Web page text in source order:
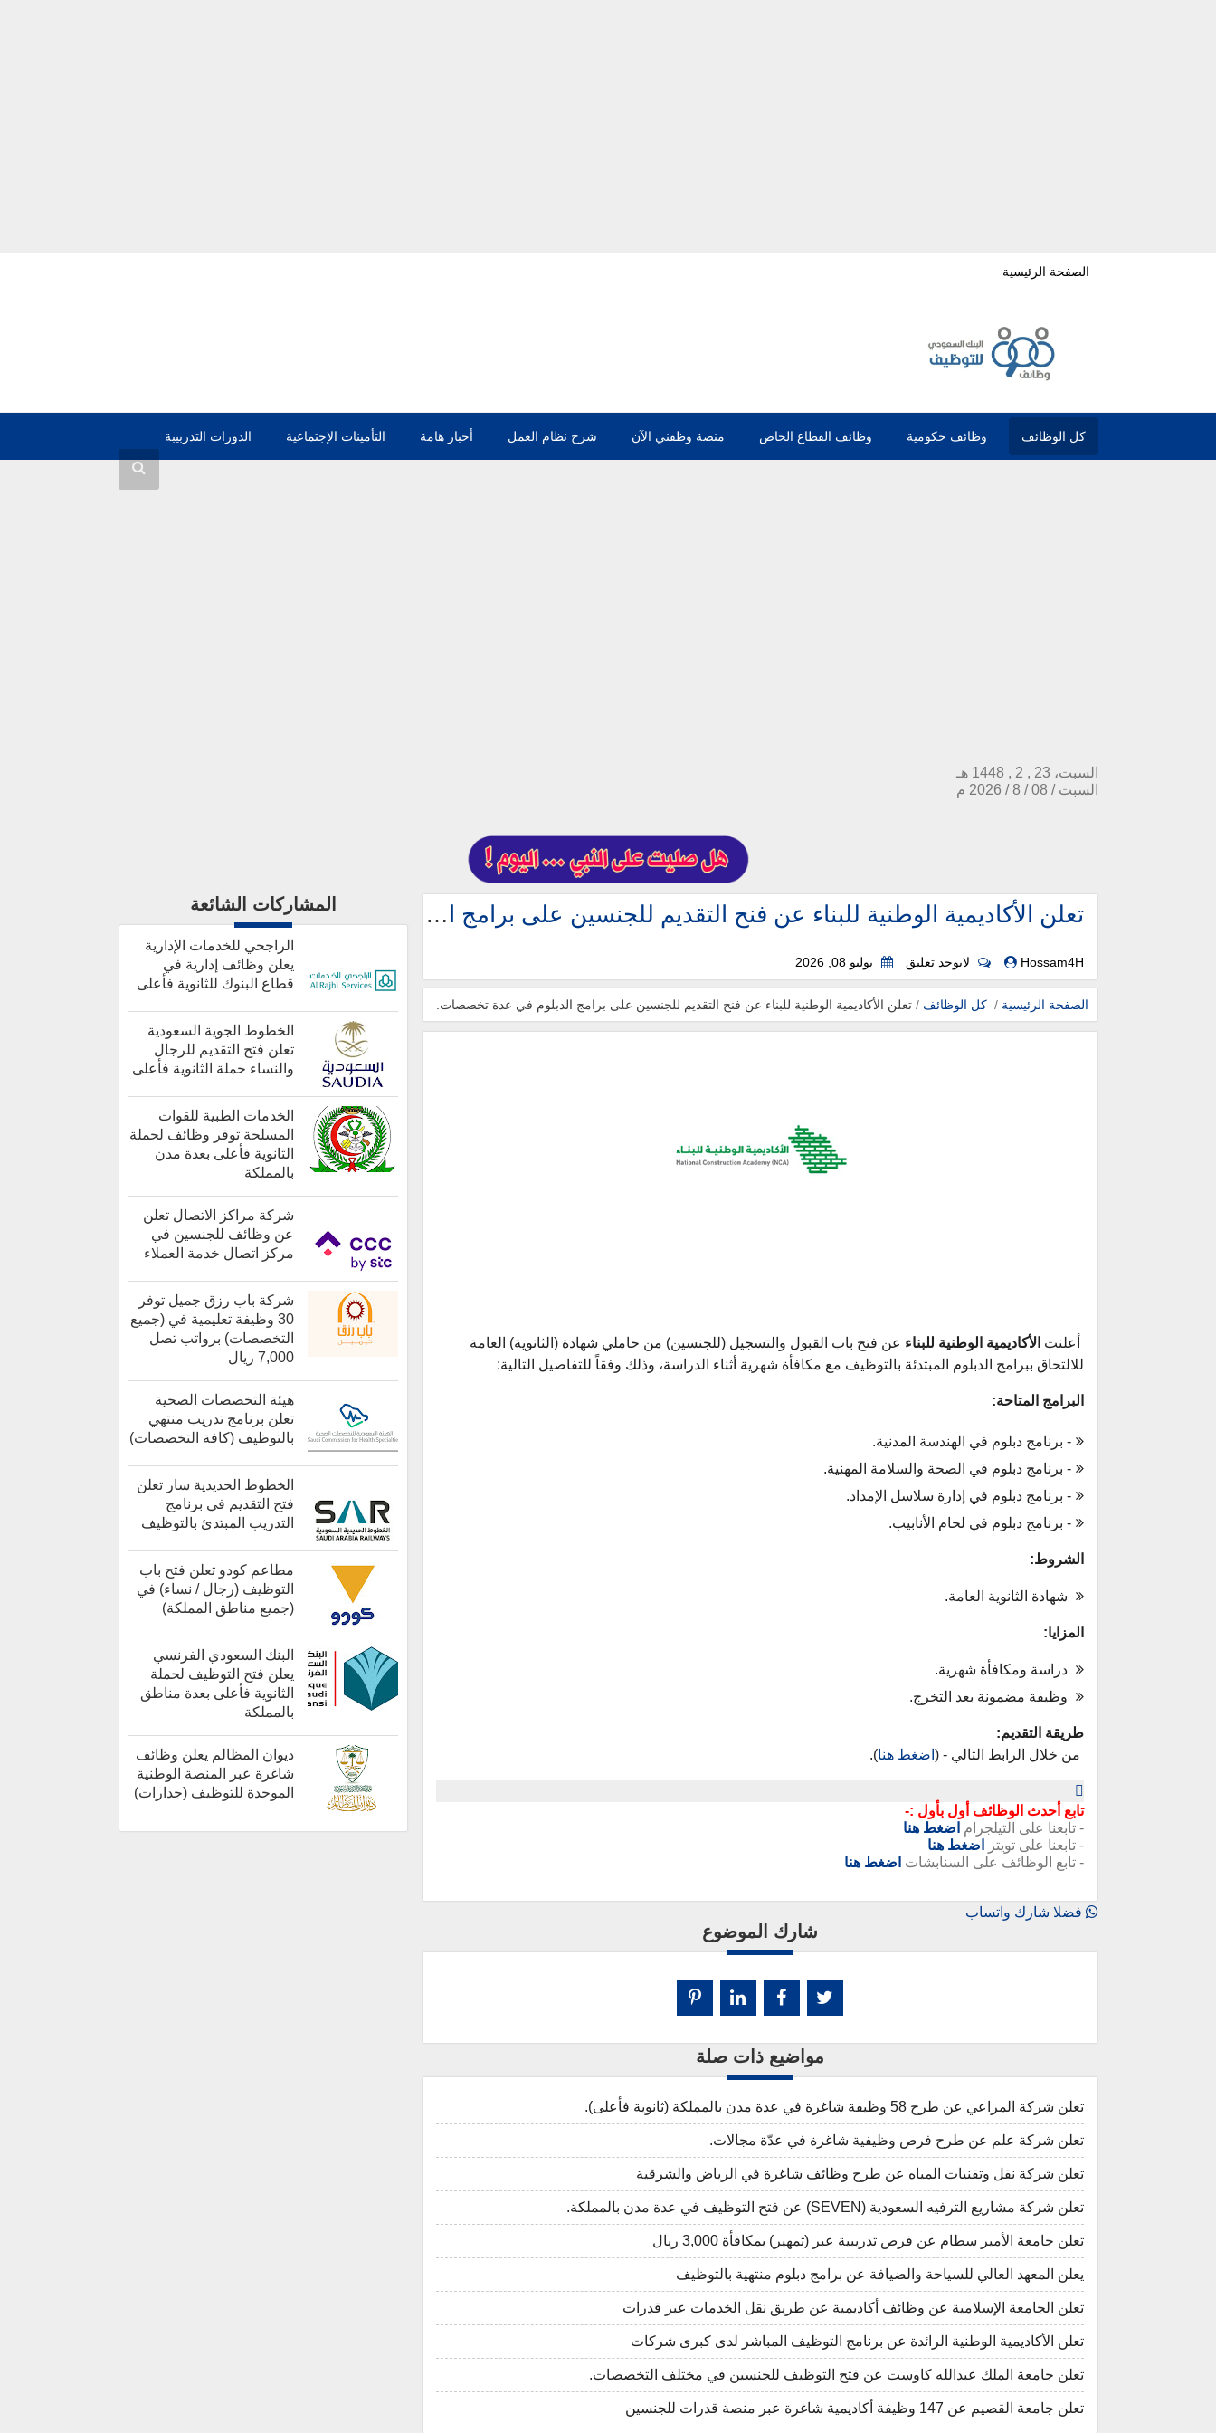
الصفحة الرئيسية
كل الوظائف وظائف حكومية وظائف القطاع الخاص منصة وظفني الآن شرح نظام العمل أخبار هامة التأمينات الإجتماعية الدورات التدربيبة
السبت، 23 , 2 , 1448 هـ
السبت /
08
/
8
/
2026 م
تعلن الأكاديمية الوطنية للبناء عن فنح التقديم للجنسين على برامج الدبلوم في عدة تخصصات.
Hossam4H لايوجد تعليق يوليو 08, 2026
الصفحة الرئيسية / كل الوظائف / تعلن الأكاديمية الوطنية للبناء عن فنح التقديم للجنسين على برامج الدبلوم في عدة تخصصات.
أعلنت الأكاديمية الوطنية للبناء عن فتح باب القبول والتسجيل (للجنسين) من حاملي شهادة (الثانوية) العامة
للالتحاق ببرامج الدبلوم المبتدئة بالتوظيف مع مكافأة شهرية أثناء الدراسة، وذلك وفقاً للتفاصيل التالية:
البرامج المتاحة:
- برنامج دبلوم في الهندسة المدنية.
- برنامج دبلوم في الصحة والسلامة المهنية.
- برنامج دبلوم في إدارة سلاسل الإمداد.
- برنامج دبلوم في لحام الأنابيب.
الشروط:
شهادة الثانوية العامة.
المزايا:
دراسة ومكافأة شهرية.
وظيفة مضمونة بعد التخرج.
طريقة التقديم:
من خلال الرابط التالي - ( اضغط هنا).
تابع أحدث الوظائف أول بأول :-
- تابعنا على التيلجرام اضغط هنا
- تابعنا على تويتر
اضغط هنا
- تابع الوظائف على السنابشات اضغط هنا
فضلا شارك واتساب
شارك الموضوع
مواضيع ذات صلة
تعلن شركة المراعي عن طرح 58 وظيفة شاغرة في عدة مدن بالمملكة (ثانوية فأعلى).
تعلن شركة علم عن طرح فرص وظيفية شاغرة في عدّة مجالات.
تعلن شركة نقل وتقنيات المياه عن طرح وظائف شاغرة في الرياض والشرقية
تعلن شركة مشاريع الترفيه السعودية (SEVEN) عن فتح التوظيف في عدة مدن بالمملكة.
تعلن جامعة الأمير سطام عن فرص تدريبية عبر (تمهير) بمكافأة 3,000 ريال
يعلن المعهد العالي للسياحة والضيافة عن برامج دبلوم منتهية بالتوظيف
تعلن الجامعة الإسلامية عن وظائف أكاديمية عن طريق نقل الخدمات عبر قدرات
تعلن الأكاديمية الوطنية الرائدة عن برنامج التوظيف المباشر لدى كبرى شركات
تعلن جامعة الملك عبدالله كاوست عن فتح التوظيف للجنسين في مختلف التخصصات.
تعلن جامعة القصيم عن 147 وظيفة أكاديمية شاغرة عبر منصة قدرات للجنسين
المشاركات الشائعة
الراجحي للخدمات الإدارية
يعلن وظائف إدارية في
قطاع البنوك للثانوية فأعلى
أخبار هامة
الخطوط الجوية السعودية
تعلن فتح التقديم للرجال
والنساء حملة الثانوية فأعلى
الخدمات الطبية للقوات
المسلحة توفر وظائف لحملة
الثانوية فأعلى بعدة مدن
بالمملكة
كل الوظائف
شركة مراكز الاتصال تعلن
عن وظائف للجنسين في
مركز اتصال خدمة العملاء
شركة باب رزق جميل توفر
30 وظيفة تعليمية في (جميع
التخصصات) برواتب تصل
7,000 ريال
هيئة التخصصات الصحية
تعلن برنامج تدريب منتهي
بالتوظيف (كافة التخصصات)
كل الوظائف
الخطوط الحديدية سار تعلن
فتح التقديم في برنامج
التدريب المبتدئ بالتوظيف
كل الوظائف
مطاعم كودو تعلن فتح باب
التوظيف (رجال / نساء) في
(جميع مناطق المملكة)
البنك السعودي الفرنسي
يعلن فتح التوظيف لحملة
الثانوية فأعلى بعدة مناطق
بالمملكة
ديوان المظالم يعلن وظائف
شاغرة عبر المنصة الوطنية
الموحدة للتوظيف (جدارات)